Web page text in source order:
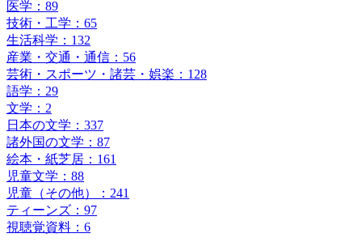
医学：89
技術・工学：65
生活科学：132
産業・交通・通信：56
芸術・スポーツ・諸芸・娯楽：128
語学：29
文学：2
日本の文学：337
諸外国の文学：87
絵本・紙芝居：161
児童文学：88
児童（その他）：241
ティーンズ：97
視聴覚資料：6